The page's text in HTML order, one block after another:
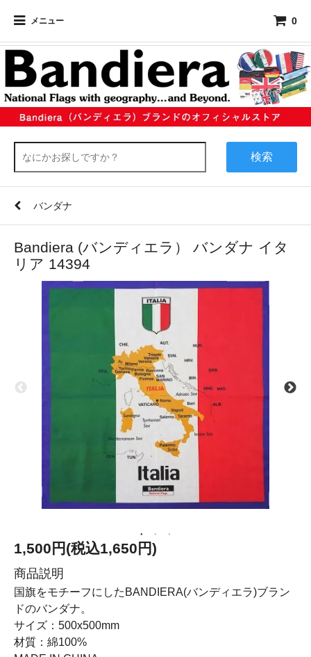
メニュー 0
検索
バンダナ
Bandiera (バンディエラ） バンダナ イタ
リア 14394
1,500円(税込1,650円)
商品説明
国旗をモチーフにしたBANDIERA(バンディエラ)ブラン
ドのバンダナ。
サイズ：500x500mm
材質：綿100%